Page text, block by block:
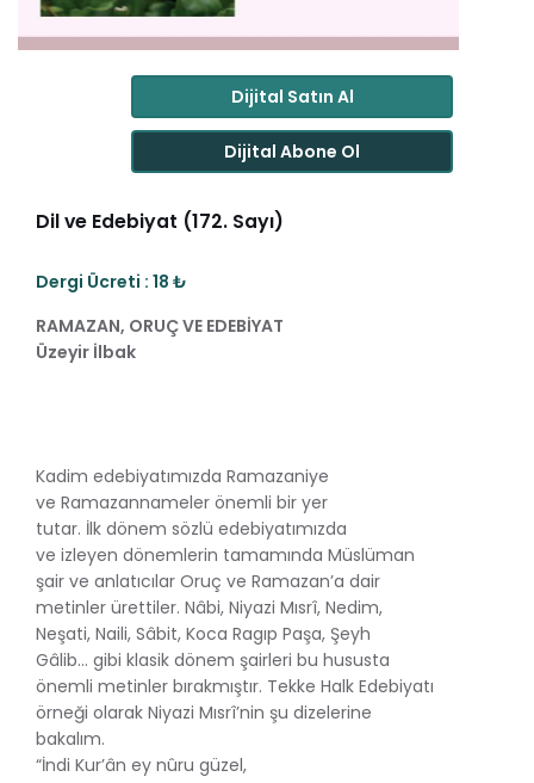
Dijital Satın Al
Dijital Abone Ol
Dil ve Edebiyat (172. Sayı)
Dergi Ücreti : 18 ₺
RAMAZAN, ORUÇ VE EDEBİYAT
Üzeyir İlbak
Kadim edebiyatımızda Ramazaniye
ve Ramazannameler önemli bir yer
tutar. İlk dönem sözlü edebiyatımızda
ve izleyen dönemlerin tamamında Müslüman
şair ve anlatıcılar Oruç ve Ramazan’a dair
metinler ürettiler. Nâbi, Niyazi Mısrî, Nedim,
Neşati, Naili, Sâbit, Koca Ragıp Paşa, Şeyh
Gâlib… gibi klasik dönem şairleri bu hususta
önemli metinler bırakmıştır. Tekke Halk Edebiyatı
örneği olarak Niyazi Mısrî’nin şu dizelerine
bakalım.
“İndi Kur’ân ey nûru güzel,